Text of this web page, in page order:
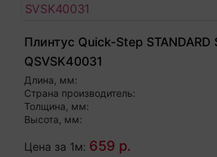
Плинтус Quick-Step STANDARD
QSVSK40031
Длина, мм:
Страна производитель:
Толщина, мм:
Высота, мм:
Цена за 1м: 659 р.